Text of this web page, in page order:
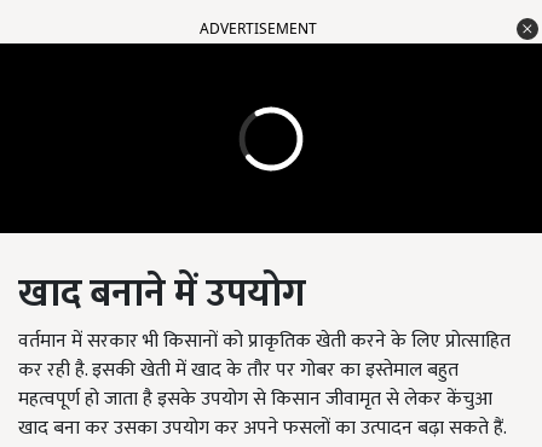
ADVERTISEMENT
खाद बनाने में उपयोग
वर्तमान में सरकार भी किसानों को प्राकृतिक खेती करने के लिए प्रोत्साहित
कर रही है. इसकी खेती में खाद के तौर पर गोबर का इस्तेमाल बहुत
महत्वपूर्ण हो जाता है इसके उपयोग से किसान जीवामृत से लेकर केंचुआ
खाद बना कर उसका उपयोग कर अपने फसलों का उत्पादन बढ़ा सकते हैं.